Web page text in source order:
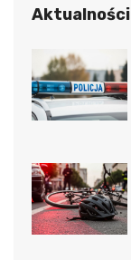
Aktualności